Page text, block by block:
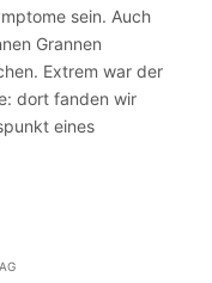
sein. Auch
Grannen
Extrem war der
dort fanden wir
eines